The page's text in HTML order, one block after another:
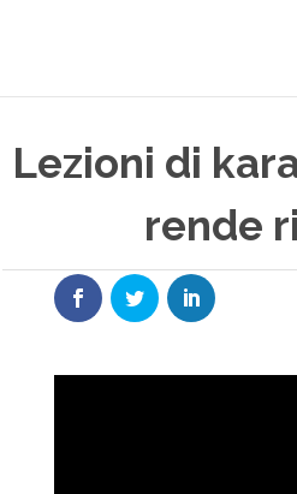
Lezioni di
rende